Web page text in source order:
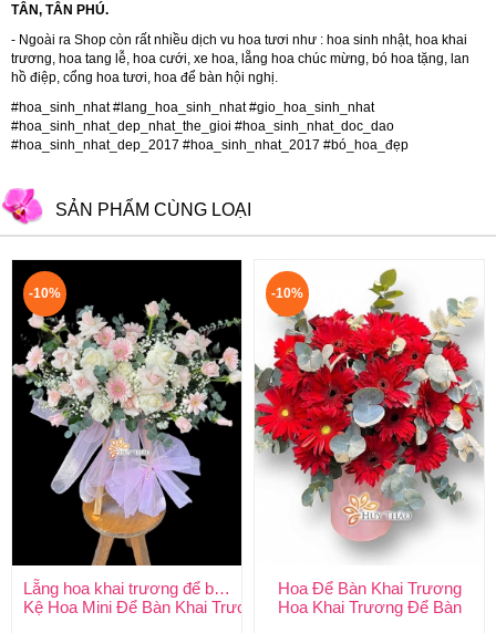
TÂN, TÂN PHÚ.
- Ngoài ra Shop còn rất nhiều dịch vu hoa tươi như : hoa sinh nhật, hoa khai
trương, hoa tang lễ, hoa cưới, xe hoa, lẵng hoa chúc mừng, bó hoa tặng, lan
hồ điệp, cổng hoa tươi, hoa để bàn hội nghị.
#hoa_sinh_nhat #lang_hoa_sinh_nhat #gio_hoa_sinh_nhat
#hoa_sinh_nhat_dep_nhat_the_gioi #hoa_sinh_nhat_doc_dao
#hoa_sinh_nhat_dep_2017 #hoa_sinh_nhat_2017 #bó_hoa_đẹp
SẢN PHẨM CÙNG LOẠI
-10%
Lẵng hoa khai trương để bàn
Kệ Hoa Mini Để Bàn Khai Trương
-10%
Hoa Để Bàn Khai Trương
Hoa Khai Trương Để Bàn